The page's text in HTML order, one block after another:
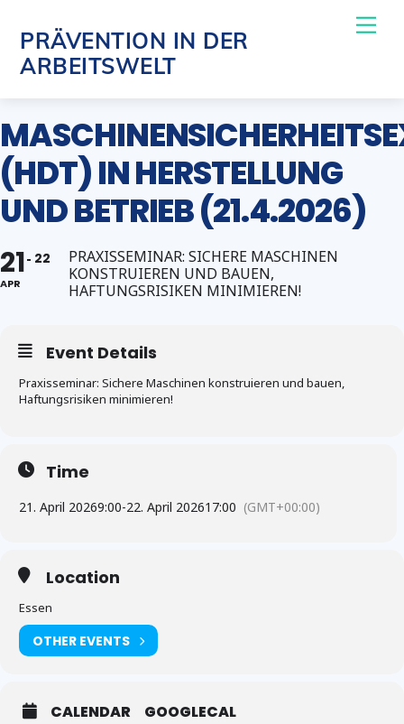
content
PRÄVENTION IN DER
ARBEITSWELT
(HDT) IN HERSTELLUNG
UND BETRIEB (21.4.2026)
21
APR
22
PRAXISSEMINAR: SICHERE MASCHINEN
KONSTRUIEREN UND BAUEN,
HAFTUNGSRISIKEN MINIMIEREN!
Event Details
Praxisseminar: Sichere Maschinen konstruieren und bauen,
Haftungsrisiken minimieren!
Time
21. April 20269:00-22. April 202617:00 (GMT+00:00)
Location
Essen
OTHER EVENTS
CALENDAR GOOGLECAL